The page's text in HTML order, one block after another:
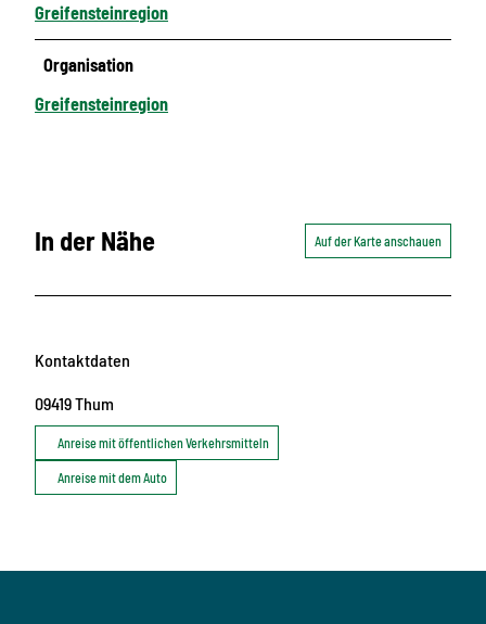
Greifensteinregion
Organisation
Greifensteinregion
In der Nähe Auf der Karte anschauen
Kontaktdaten
09419Thum
Anreise mit öffentlichen Verkehrsmitteln
Anreise mit dem Auto